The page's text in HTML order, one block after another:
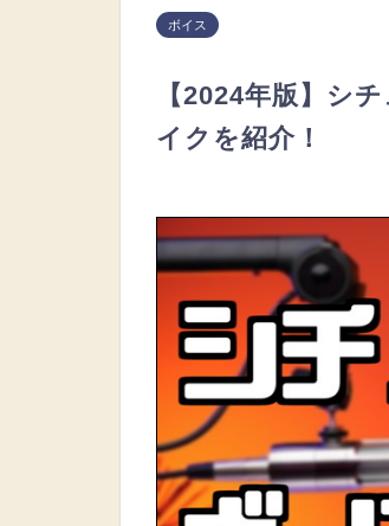
ボイス
【2024年版】シ
イクを紹介！